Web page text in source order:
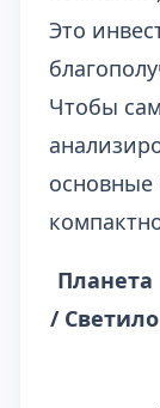
Это
Чтобы
основные
Планета
/ Светило